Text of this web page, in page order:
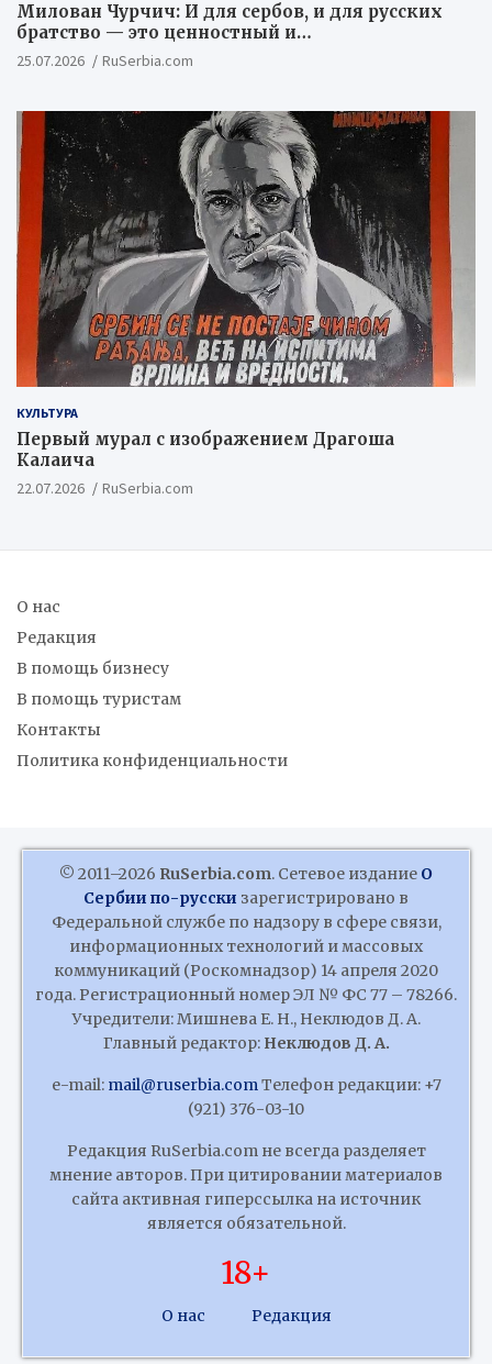
Милован Чурчич: И для сербов, и для русских
братство — это ценностный и
цивилизационный концепт
25.07.2026 RuSerbia.com
КУЛЬТУРА
Первый мурал с изображением Драгоша
Калаича
22.07.2026 RuSerbia.com
О нас
Редакция
В помощь бизнесу
В помощь туристам
Контакты
Политика конфиденциальности
© 2011–2026 RuSerbia.com. Сетевое издание О
Сербии по-русски зарегистрировано в
Федеральной службе по надзору в сфере связи,
информационных технологий и массовых
коммуникаций (Роскомнадзор) 14 апреля 2020
года. Регистрационный номер ЭЛ № ФС 77 – 78266.
Учредители: Мишнева Е. Н., Неклюдов Д. А.
Главный редактор: Неклюдов Д. А.
e-mail: mail@ruserbia.comТелефон редакции: +7
(921) 376-03-10
Редакция RuSerbia.com не всегда разделяет
мнение авторов. При цитировании материалов
сайта активная гиперссылка на источник
является обязательной.
18+
О нас Редакция